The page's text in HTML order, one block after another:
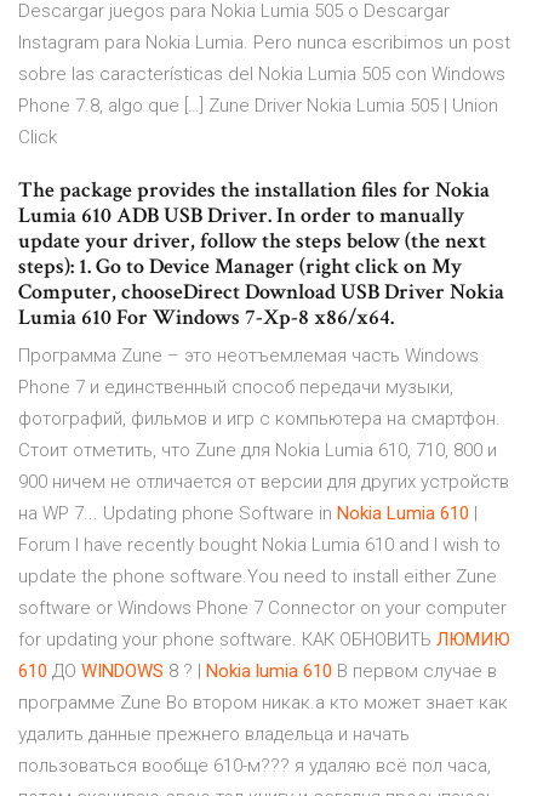
Descargar juegos para Nokia Lumia 505 o Descargar
Instagram para Nokia Lumia. Pero nunca escribimos un post
sobre las características del Nokia Lumia 505 con Windows
Phone 7.8, algo que […] Zune Driver Nokia Lumia 505 | Union
Click
The package provides the installation files for Nokia
Lumia 610 ADB USB Driver. In order to manually
update your driver, follow the steps below (the next
steps): 1. Go to Device Manager (right click on My
Computer, chooseDirect Download USB Driver Nokia
Lumia 610 For Windows 7-Xp-8 x86/x64.
Программа Zune – это неотъемлемая часть Windows
Phone 7 и единственный способ передачи музыки,
фотографий, фильмов и игр с компьютера на смартфон.
Стоит отметить, что Zune для Nokia Lumia 610, 710, 800 и
900 ничем не отличается от версии для других устройств
на WP 7... Updating phone Software in Nokia Lumia 610
Forum I have recently bought Nokia Lumia 610 and I wish to
update the phone software.You need to install either Zune
software or Windows Phone 7 Connector on your computer
for updating your phone software. КАК ОБНОВИТЬ ЛЮМИЮ
610 ДО WINDOWS 8 ? | Nokia lumia 610 В первом случае в
программе Zune Во втором никак.а кто может знает как
удалить данные прежнего владельца и начать
пользоваться вообще 610-м??? я удаляю всё пол часа,